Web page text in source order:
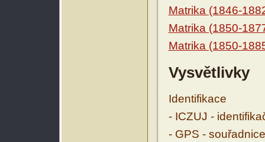
Matrika (1846-
Matrika (1850-
Matrika (1850-
Vysvětlivky
Identifikace
- ICZUJ -
- GPS -